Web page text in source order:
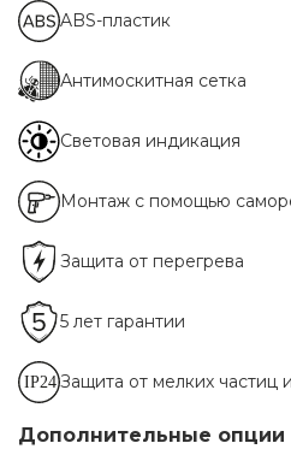
ABS-пластик
Антимоскитная сетка
Световая индикация
Монтаж с помощью
Защита от перегрева
5 лет гарантии
Защита от мелких частиц
Дополнительные опции